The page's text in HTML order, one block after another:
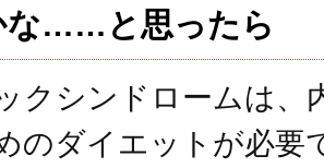
な……と思ったら
クシンドロームは、
のダイエットが必要